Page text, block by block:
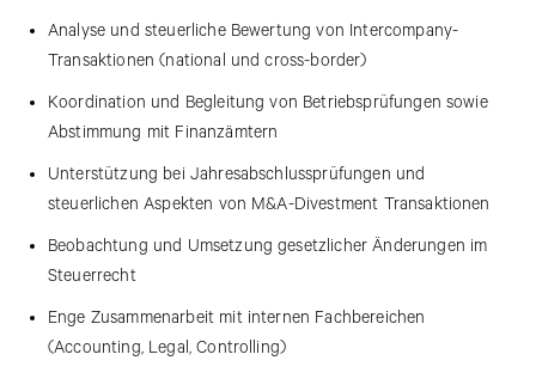
Analyse und steuerliche Bewertung von Intercompany-
Transaktionen (national und cross-border)
Koordination und Begleitung von Betriebsprüfungen sowie
Abstimmung mit Finanzämtern
Unterstützung bei Jahresabschlussprüfungen und
steuerlichen Aspekten von M&A-Divestment Transaktionen
Beobachtung und Umsetzung gesetzlicher Änderungen im
Steuerrecht
Enge Zusammenarbeit mit internen Fachbereichen
(Accounting, Legal, Controlling)